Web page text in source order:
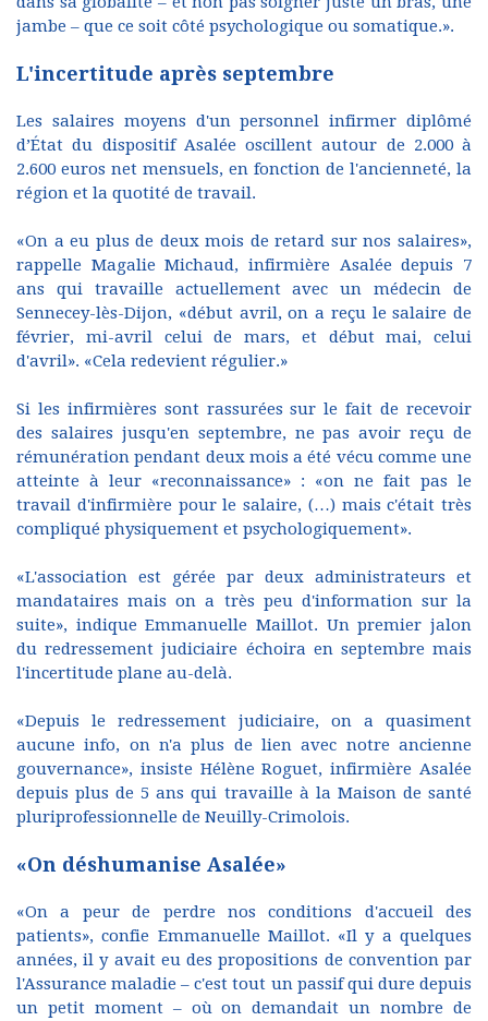
jambe – que ce soit côté psychologique ou somatique.».
L'incertitude après septembre
Les salaires moyens d'un personnel infirmer diplômé
d’État du dispositif Asalée oscillent autour de 2.000 à
2.600 euros net mensuels, en fonction de l'ancienneté, la
région et la quotité de travail.
«On a eu plus de deux mois de retard sur nos salaires»,
rappelle Magalie Michaud, infirmière Asalée depuis 7
ans qui travaille actuellement avec un médecin de
Sennecey-lès-Dijon, «début avril, on a reçu le salaire de
février, mi-avril celui de mars, et début mai, celui
d'avril». «Cela redevient régulier.»
Si les infirmières sont rassurées sur le fait de recevoir
des salaires jusqu'en septembre, ne pas avoir reçu de
rémunération pendant deux mois a été vécu comme une
atteinte à leur «reconnaissance» : «on ne fait pas le
travail d'infirmière pour le salaire, (…) mais c'était très
compliqué physiquement et psychologiquement».
«L'association est gérée par deux administrateurs et
mandataires mais on a très peu d'information sur la
suite», indique Emmanuelle Maillot. Un premier jalon
du redressement judiciaire échoira en septembre mais
l'incertitude plane au-delà.
«Depuis le redressement judiciaire, on a quasiment
aucune info, on n'a plus de lien avec notre ancienne
gouvernance», insiste Hélène Roguet, infirmière Asalée
depuis plus de 5 ans qui travaille à la Maison de santé
pluriprofessionnelle de Neuilly-Crimolois.
«On déshumanise Asalée»
«On a peur de perdre nos conditions d'accueil des
patients», confie Emmanuelle Maillot. «Il y a quelques
années, il y avait eu des propositions de convention par
l'Assurance maladie – c'est tout un passif qui dure depuis
un petit moment – où on demandait un nombre de